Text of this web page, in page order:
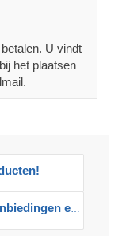
U vindt
het plaatsen
en advies